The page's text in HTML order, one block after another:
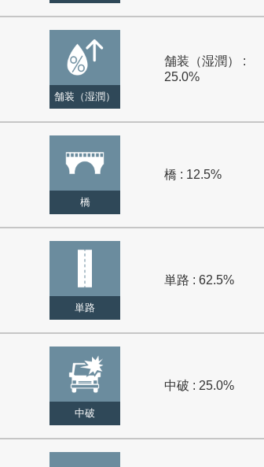
舗装（湿潤）
舗装（湿潤） :
25.0%
橋
橋 : 12.5%
単路
単路 : 62.5%
中破
中破 : 25.0%